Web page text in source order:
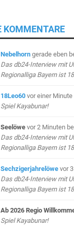
KOMMENTARE
Nebelhorn gerade eben
Das db24-Interview mit
Regionalliga Bayern ist
18Leo60 vor einer Minute
Spiel Kayabunar!
Seelöwe vor 2 Minuten
Das db24-Interview mit
Regionalliga Bayern ist
Sechzigerjahrelöwe vor
Das db24-Interview mit
Regionalliga Bayern ist
Ab 2026 Regio
Spiel Kayabunar!